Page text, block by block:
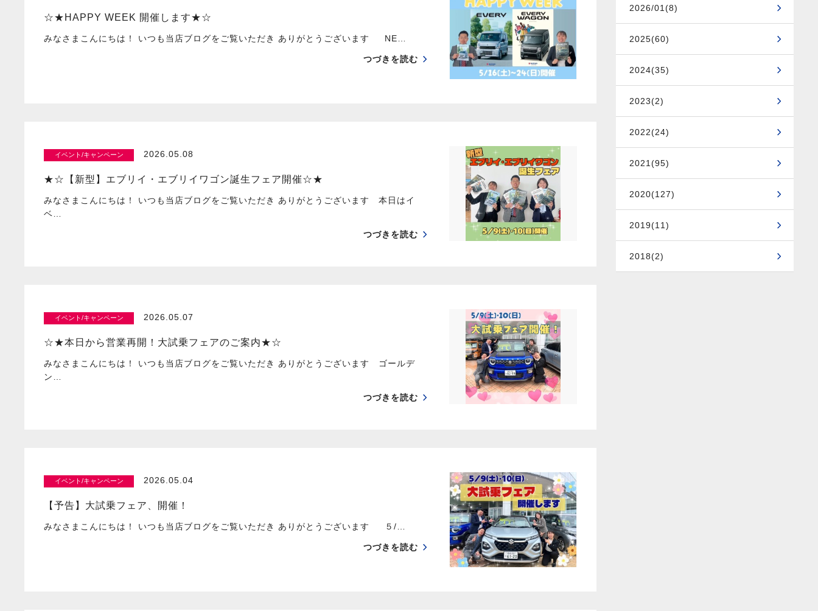
☆★HAPPY WEEK 開催します★☆
みなさまこんにちは！ いつも当店ブログをご覧いただき ありがとうございます NE…
つづきを読む
イベント/キャンペーン 2026.05.08
★☆【新型】エブリイ・エブリイワゴン誕生フェア開催☆★
みなさまこんにちは！ いつも当店ブログをご覧いただき ありがとうございます 本日はイ
ベ…
つづきを読む
イベント/キャンペーン 2026.05.07
☆★本日から営業再開！大試乗フェアのご案内★☆
みなさまこんにちは！ いつも当店ブログをご覧いただき ありがとうございます ゴールデ
ン…
つづきを読む
イベント/キャンペーン 2026.05.04
【予告】大試乗フェア、開催！
みなさまこんにちは！ いつも当店ブログをご覧いただき ありがとうございます ５/…
つづきを読む
2026/01(8)
2025(60)
2024(35)
2023(2)
2022(24)
2021(95)
2020(127)
2019(11)
2018(2)